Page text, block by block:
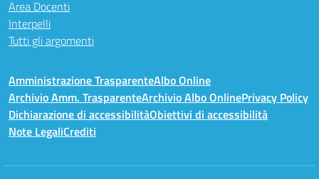
Area Docenti
Interpelli
Tutti gli argomenti
Amministrazione TrasparenteAlbo Online
Archivio Amm. TrasparenteArchivio Albo OnlinePrivacy Policy
Dichiarazione di accessibilitàObiettivi di accessibilità
Note LegaliCrediti